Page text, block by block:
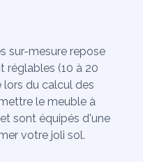
sur-mesure repose
réglables (10 à 20
du calcul des
le meuble à
sont équipés d'une
votre joli sol.